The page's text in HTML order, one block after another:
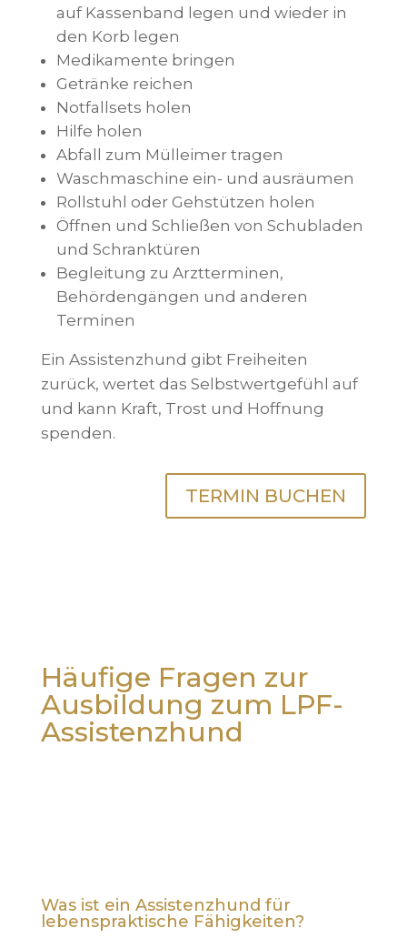
auf Kassenband legen und wieder in
den Korb legen
Medikamente bringen
Getränke reichen
Notfallsets holen
Hilfe holen
Abfall zum Mülleimer tragen
Waschmaschine ein- und ausräumen
Rollstuhl oder Gehstützen holen
Öffnen und Schließen von Schubladen
und Schranktüren
Begleitung zu Arztterminen,
Behördengängen und anderen
Terminen
Ein Assistenzhund gibt Freiheiten
zurück, wertet das Selbstwertgefühl auf
und kann Kraft, Trost und Hoffnung
spenden.
TERMIN BUCHEN
Häufige Fragen zur
Ausbildung zum LPF-
Assistenzhund
Was ist ein Assistenzhund für
lebenspraktische Fähigkeiten?